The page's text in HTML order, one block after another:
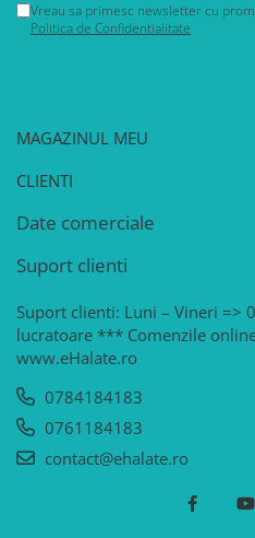
Vreau sa primesc newsletter cu
Politica de Confidentialitate
MAGAZINUL MEU
CLIENTI
Date comerciale
Suport clienti
Suport clienti: Luni – Vineri =>
lucratoare *** Comenzile
www.eHalate.ro
0784184183
0761184183
contact@ehalate.ro